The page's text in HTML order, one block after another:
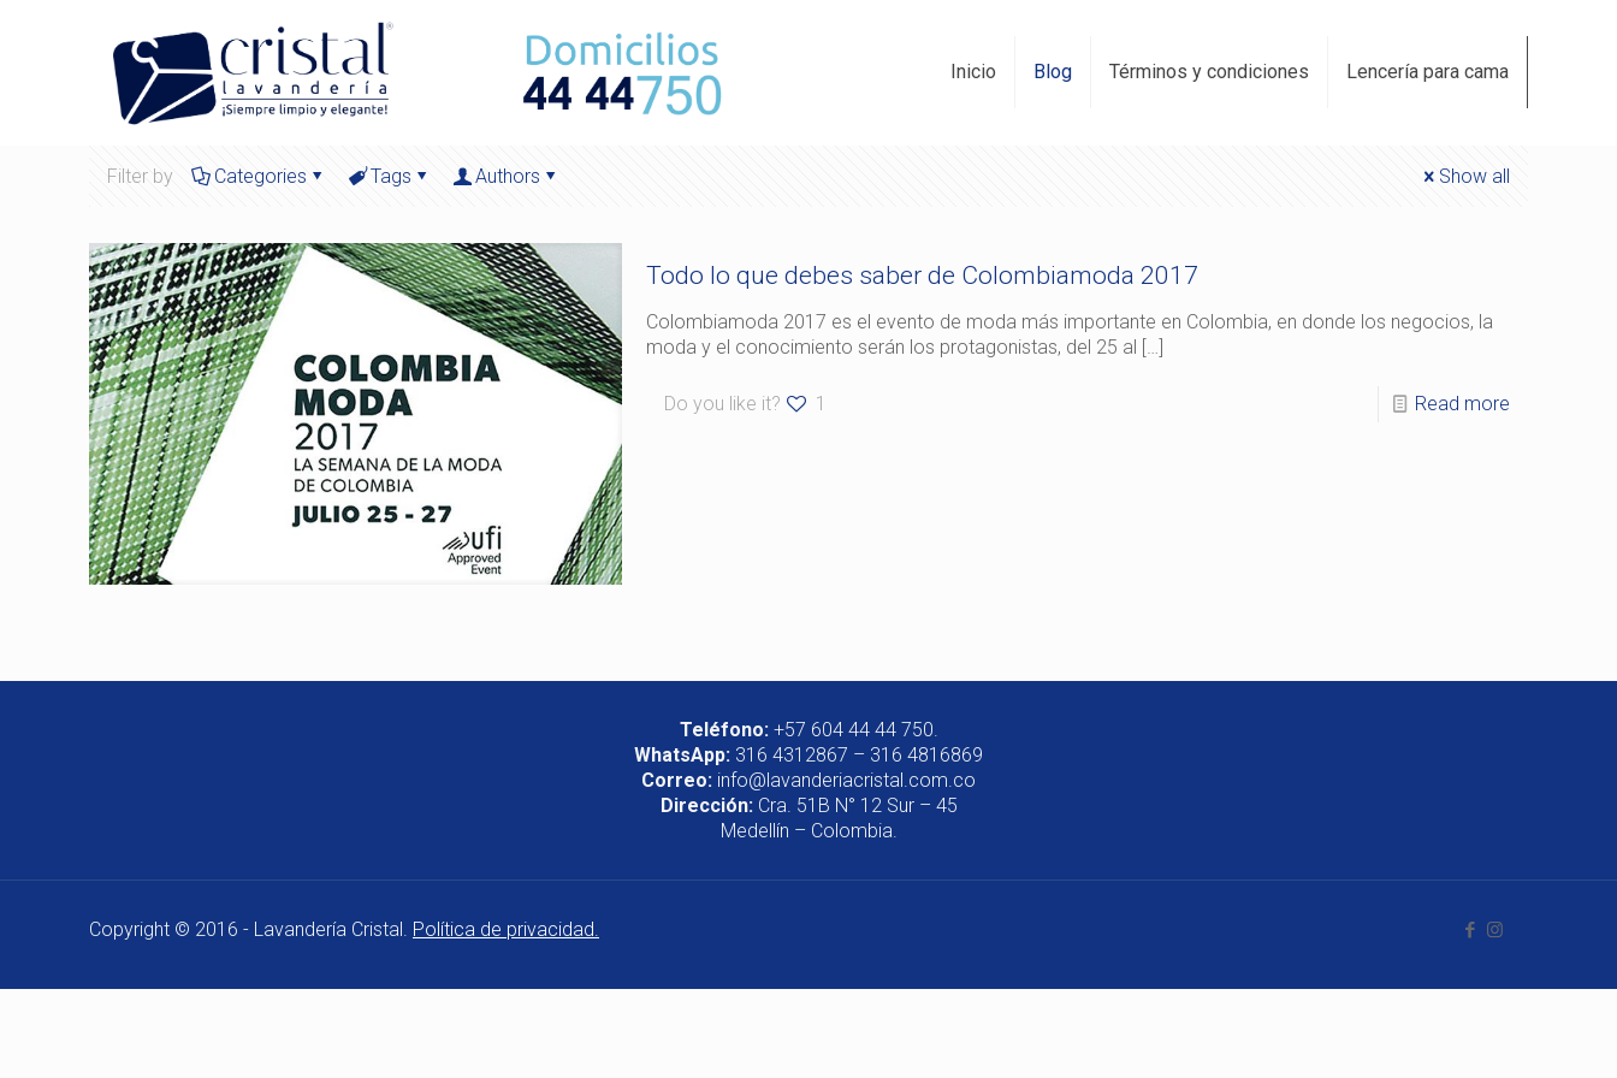
Inicio Blog Términos y condiciones Lencería para cama
Filter by Categories Tags Authors Show all
Todo lo que debes saber de Colombiamoda 2017
Colombiamoda 2017 es el evento de moda más importante en Colombia, en donde los negocios, la
moda y el conocimiento serán los protagonistas, del 25 al […]
Do you like it? 1 Read more
Teléfono:+57 604 44 44 750.
WhatsApp: 316 4312867 – 316 4816869
Correo: info@lavanderiacristal.com.co
Dirección:Cra. 51B N° 12 Sur – 45
Medellín – Colombia.
Copyright © 2016 - Lavandería Cristal. Política de privacidad.